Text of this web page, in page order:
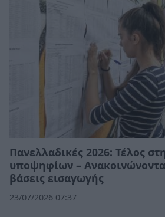
Πανελλαδικές 2026: Τέλος
υποψηφίων –
βάσεις εισαγωγής
23/07/2026 07:37